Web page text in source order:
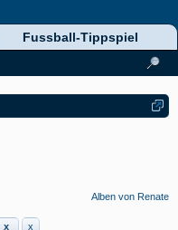
Alben von Renate
x
x
Fussball-Tippspiel